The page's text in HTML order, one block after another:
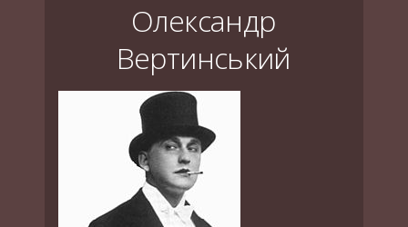
Олександр
Вертинський